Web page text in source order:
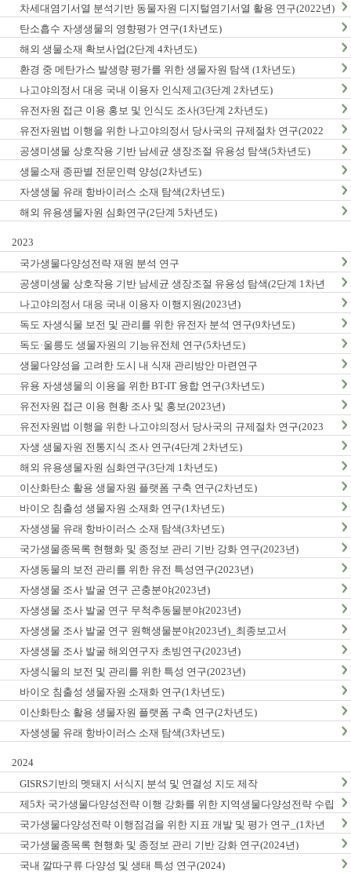
차세대염기서열 분석기반 동물자원 디지털염기서열 활용 연구(2022년)
탄소흡수 자생생물의 영향평가 연구(1차년도)
해외 생물소재 확보사업(2단계 4차년도)
환경 중 메탄가스 발생량 평가를 위한 생물자원 탐색 (1차년도)
나고야의정서 대응 국내 이용자 인식제고(3단계 2차년도)
유전자원 접근 이용 홍보 및 인식도 조사(3단계 2차년도)
유전자원법 이행을 위한 나고야의정서 당사국의 규제절차 연구(2022
년)
공생미생물 상호작용 기반 남세균 생장조절 유용성 탐색(5차년도)
생물소재 종판별 전문인력 양성(2차년도)
자생생물 유래 항바이러스 소재 탐색(2차년도)
해외 유용생물자원 심화연구(2단계 5차년도)
2023
국가생물다양성전략 재원 분석 연구
공생미생물 상호작용 기반 남세균 생장조절 유용성 탐색(2단계 1차년
도)
나고야의정서 대응 국내 이용자 이행지원(2023년)
독도 자생식물 보전 및 관리를 위한 유전자 분석 연구(9차년도)
독도·울릉도 생물자원의 기능유전체 연구(5차년도)
생물다양성을 고려한 도시 내 식재 관리방안 마련연구
유용 자생생물의 이용을 위한 BT-IT 융합 연구(3차년도)
유전자원 접근 이용 현황 조사 및 홍보(2023년)
유전자원법 이행을 위한 나고야의정서 당사국의 규제절차 연구(2023
년)
자생 생물자원 전통지식 조사 연구(4단계 2차년도)
해외 유용생물자원 심화연구(3단계 1차년도)
이산화탄소 활용 생물자원 플랫폼 구축 연구(2차년도)
바이오 침출성 생물자원 소재화 연구(1차년도)
자생생물 유래 항바이러스 소재 탐색(3차년도)
국가생물종목록 현행화 및 종정보 관리 기반 강화 연구(2023년)
자생동물의 보전 관리를 위한 유전 특성연구(2023년)
자생생물 조사 발굴 연구 곤충분야(2023년)
자생생물 조사 발굴 연구 무척추동물분야(2023년)
자생생물 조사 발굴 연구 원핵생물분야(2023년)_최종보고서
자생생물 조사 발굴 해외연구자 초빙연구(2023년)
자생식물의 보전 및 관리를 위한 특성 연구(2023년)
바이오 침출성 생물자원 소재화 연구(1차년도)
이산화탄소 활용 생물자원 플랫폼 구축 연구(2차년도)
자생생물 유래 항바이러스 소재 탐색(3차년도)
2024
GISRS기반의 멧돼지 서식지 분석 및 연결성 지도 제작
제5차 국가생물다양성전략 이행 강화를 위한 지역생물다양성전략 수립
및 이행 방안 연구
국가생물다양성전략 이행점검을 위한 지표 개발 및 평가 연구_(1차년
도)
국가생물종목록 현행화 및 종정보 관리 기반 강화 연구(2024년)
국내 깔따구류 다양성 및 생태 특성 연구(2024)